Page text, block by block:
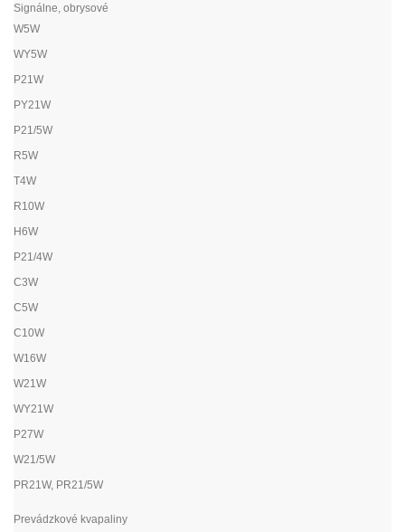
Signálne, obrysové
W5W
WY5W
P21W
PY21W
P21/5W
R5W
T4W
R10W
H6W
P21/4W
C3W
C5W
C10W
W16W
W21W
WY21W
P27W
W21/5W
PR21W, PR21/5W
Prevádzkové kvapaliny